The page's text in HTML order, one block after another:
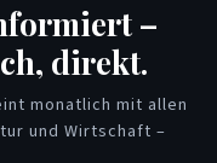
–
direkt.
monatlich mit allen
und Wirtschaft –